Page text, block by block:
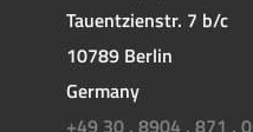
Tauentzienstr. 7 b/c
10789 Berlin
Germany
+49 30 . 8904 . 871 . 0